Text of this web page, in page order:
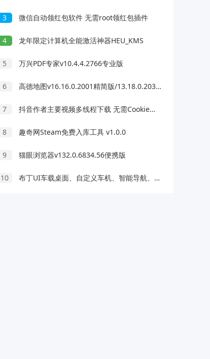
3 微信自动领红包软件 无需root领红包插件
4 龙年限定计算机全能激活神器HEU_KMS
5 万兴PDF专家v10.4.4.2766专业版
6 高德地图v16.16.0.2001精简版/13.18.0.2039正式版
7 抖音作者主要视频多线程下载 无需Cookies 官方接口
8 趣奇网Steam免费入库工具 v1.0.0
9 猫眼浏览器v132.0.6834.56便携版
10 布丁UI车载桌面、自定义车机、智能导航、解锁版